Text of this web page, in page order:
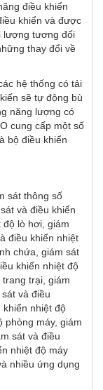
điều khiển
khiển và được
lượng tương đối
thay đổi về
hệ thống có tải
sẽ tự động bù
năng lượng có
cung cấp một số
bộ điều khiển
sát thông số
và điều khiển
độ lò hơi, giám
điều khiển nhiệt
chứa, giám sát
khiển nhiệt độ
trại, giám
và điều
khiển nhiệt độ
phòng máy, giám
sát và điều
nhiệt độ máy
nhiều ứng dụng